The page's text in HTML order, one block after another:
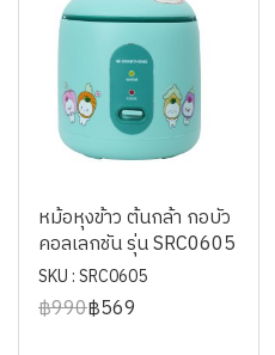
หม้อหุงข้าว ต้นกล้า กอบัว
คอลเลกชัน รุ่น SRC0605
SKU : SRC0605
฿990฿569